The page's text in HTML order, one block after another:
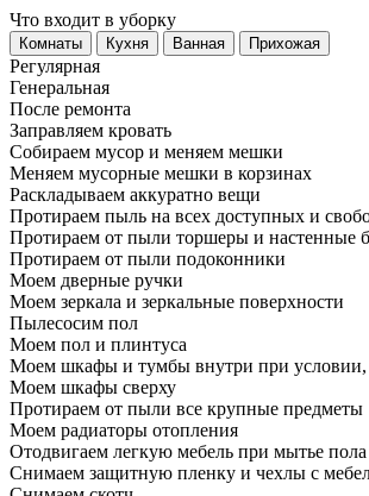
Что входит в уборку
Регу­лярная
Гене­ральная
После ремонта
Заправляем кровать
Собираем мусор и меняем мешки
Меняем мусорные мешки в корзинах
Раскладываем аккуратно вещи
Протираем пыль на всех доступных и
Протираем от пыли торшеры и настенные
Протираем от пыли подоконники
Моем дверные ручки
Моем зеркала и зеркальные поверхности
Пылесосим пол
Моем пол и плинтуса
Моем шкафы и тумбы внутри при условии,
Моем шкафы сверху
Протираем от пыли все крупные предметы
Моем радиаторы отопления
Отодвигаем легкую мебель при мытье пола
Снимаем защитную пленку и чехлы с